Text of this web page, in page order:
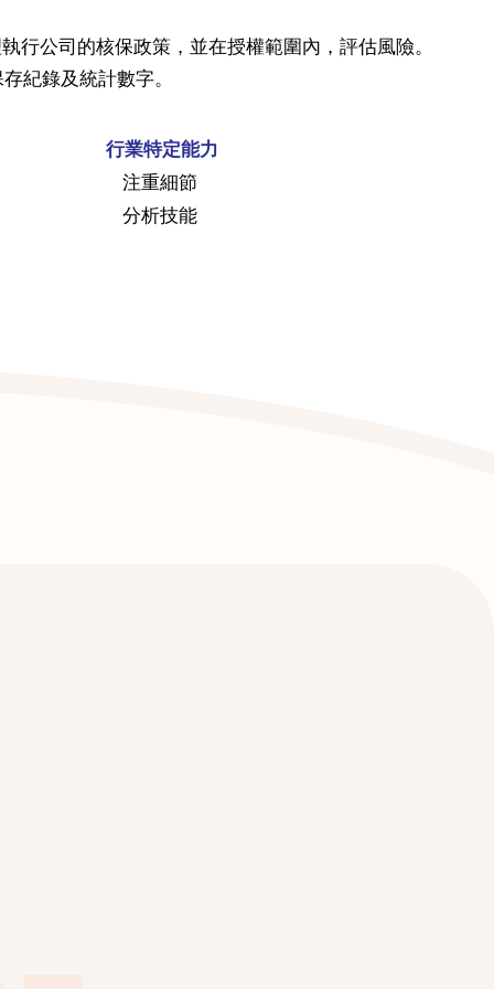
行公司的核保政策，並在授權範圍內，評估風險。
紀錄及統計數字。
行業特定能力
注重細節
分析技能